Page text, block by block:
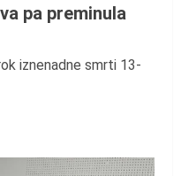
pa preminula
iznenadne smrti 13-